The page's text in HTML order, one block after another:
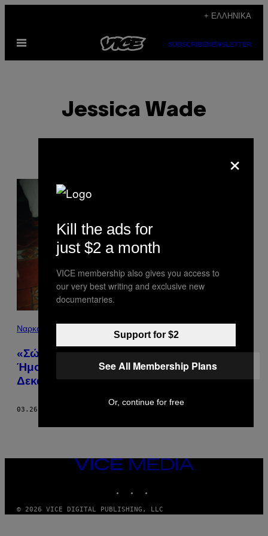
περιεχόμενο
+ ΕΛΛΗΝΙΚΆ
Ανοίξτε
μενού
SUBSCRIBENEWSLETTER
Jessica Wade
POSTS
BY
THIS
AUTHOR
Ναρκωτικά
«Σώθηκα από μια Ζωή στην Κόλαση» –
Ήμουν Ντίλερ Ecstasy ως Έφηβη τη
Δεκαετία του ’90
03.26.23
VICE
© 2026 VICE DIGITAL PUBLISHING, LLC
×
Kill the ads for
just $2 a month
VICE membership also gives you access to
our very best writing and exclusive new
documentaries.
Support for $2
See All Membership Plans
Or, continue for free